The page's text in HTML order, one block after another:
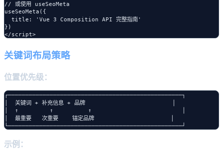
// 或使用 useSeoMeta
useSeoMeta({
  title: 'Vue 3 Composition API 完整指南'
})
关键词布局策略
位置优先级：
┌──────────────────────────────────────────────────┐
│  关键词 + 补充信息 + 品牌                         │
│  ↑         ↑          ↑                          │
│  最重要   次重要    锚定品牌                      │
示例：